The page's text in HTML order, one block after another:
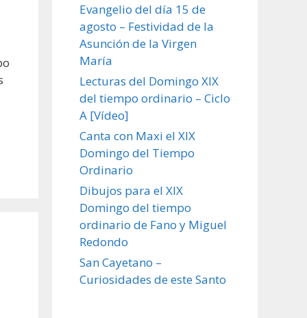
Evangelio del día 15 de
agosto – Festividad de la
Asunción de la Virgen
María
Lecturas del Domingo XIX
del tiempo ordinario – Ciclo
A [Vídeo]
Canta con Maxi el XIX
Domingo del Tiempo
Ordinario
Dibujos para el XIX
Domingo del tiempo
ordinario de Fano y Miguel
Redondo
San Cayetano –
Curiosidades de este Santo